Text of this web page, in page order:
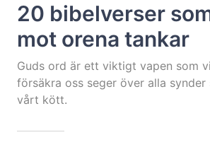
20 bibelverser
mot orena tankar
Guds ord är ett viktigt vapen som
försäkra oss seger över alla
vårt kött.